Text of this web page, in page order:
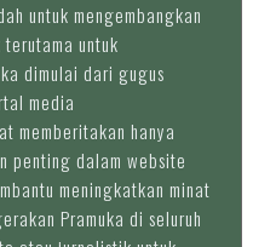
untuk mengembangkan
untuk
dimulai dari gugus
media
memberitakan hanya
penting dalam website
meningkatkan minat
Pramuka di seluruh